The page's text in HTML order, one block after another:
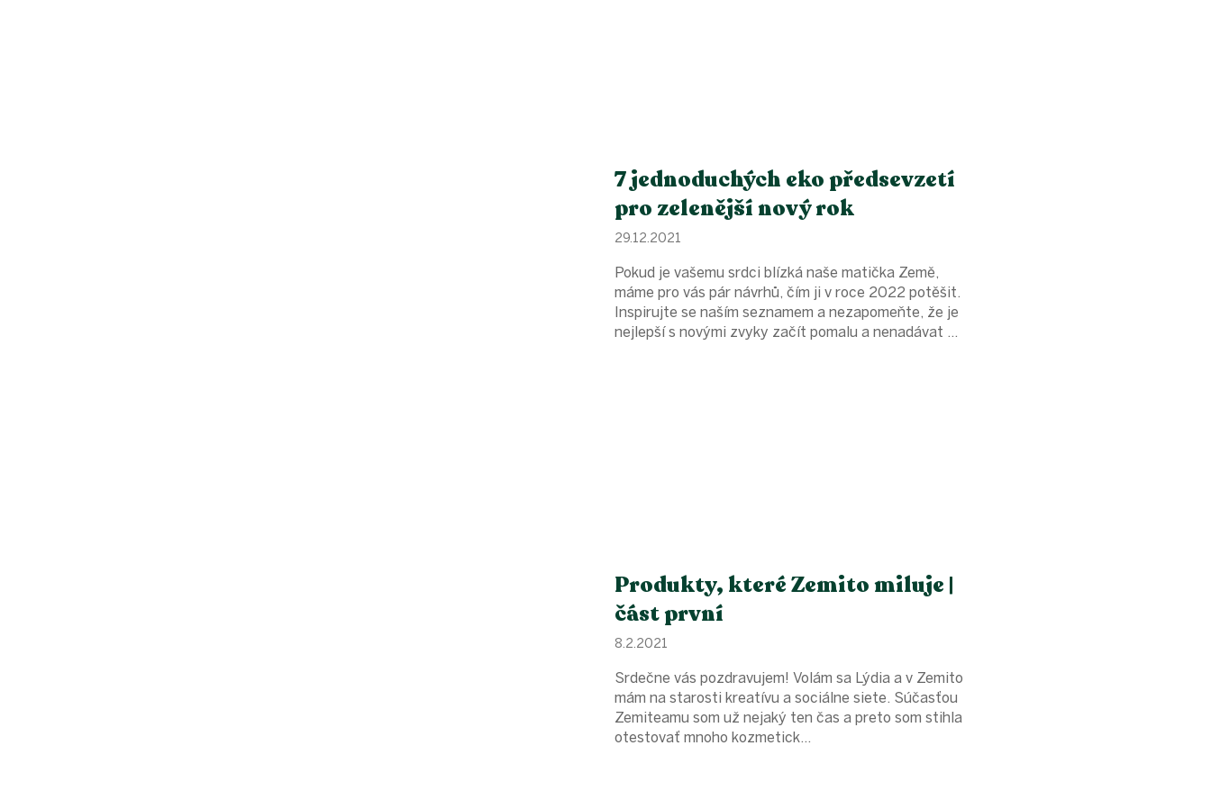
7 jednoduchých eko předsevzetí
pro zelenější nový rok
29.12.2021
Pokud je vašemu srdci blízká naše matička Země,
máme pro vás pár návrhů, čím ji v roce 2022 potěšit.
Inspirujte se naším seznamem a nezapomeňte, že je
nejlepší s novými zvyky začít pomalu a nenadávat ...
Produkty, které Zemito miluje |
část první
8.2.2021
Srdečne vás pozdravujem! Volám sa Lýdia a v Zemito
mám na starosti kreatívu a sociálne siete. Súčasťou
Zemiteamu som už nejaký ten čas a preto som stihla
otestovať mnoho kozmetick...